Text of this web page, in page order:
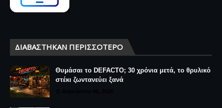
ΔΙΑΒΆΣΤΗΚΑΝ ΠΕΡΙΣΣΌΤΕΡΟ
Θυμάσαι το DEFACTO; 30 χρόνια μετά, το θρυλικό
στέκι ζωντανεύει ξανά